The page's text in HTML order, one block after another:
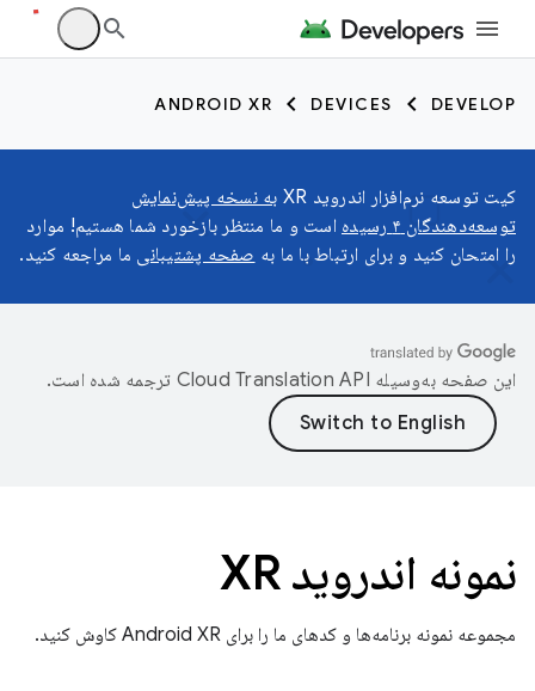
DEVELOP
DEVICES
ANDROID XR
کیت توسعه نرم‌افزار اندروید XR
به نسخه پیش‌نمایش
توسعه‌دهندگان ۴ رسیده
است و ما منتظر بازخورد شما هستیم! موارد
را امتحان کنید و برای ارتباط با ما به صفحه پشتیبانی ما مراجعه کنید.
این صفحه به‌وسیله ترجمه شده است.
نمونه اندروید XR
مجموعه نمونه برنامه‌ها و کدهای ما را برای Android XR کاوش کنید.